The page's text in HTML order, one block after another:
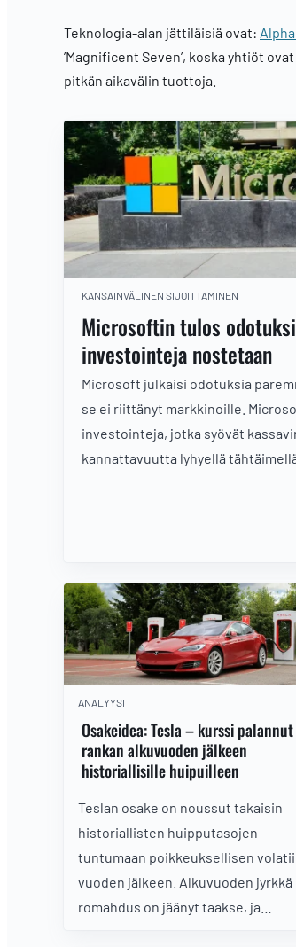
Teknologia-alan jättiläisiä ovat:
’Magnificent Seven’, koska yhtiöt
pitkän aikavälin tuottoja.
KANSAINVÄLINEN SIJOITTAMINEN
Microsoftin tulos
investointeja nostetaan
Microsoft julkaisi odotuksia
se ei riittänyt markkinoille.
investointeja, jotka syövät
kannattavuutta lyhyellä
ANALYYSI
Osakeidea: Tesla – kurssi palannut
rankan alkuvuoden jälkeen
historiallisille huipuilleen
Teslan osake on noussut takaisin
historiallisten huipputasojen
tuntumaan poikkeuksellisen
vuoden jälkeen. Alkuvuoden jyrkkä
romahdus on jäänyt taakse, ja